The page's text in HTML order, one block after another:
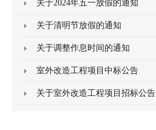
关于2024年五一放假的通知
关于清明节放假的通知
关于调整作息时间的通知
室外改造工程项目中标公告
关于室外改造工程项目招标公告